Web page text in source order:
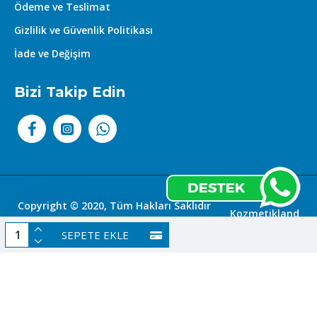
SEPETE EKLE
Ödeme ve Teslimat
Gizlilik ve Güvenlik Politikası
İade ve Değişim
Bizi Takip Edin
Copyright © 2020, Tüm Hakları Saklıdır
|
Kozmetikland